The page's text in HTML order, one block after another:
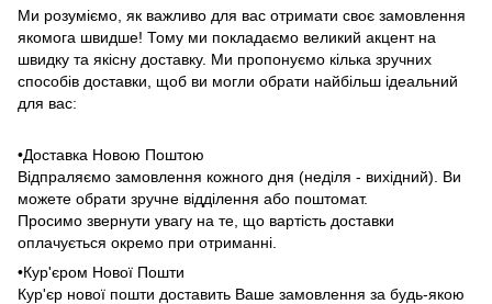
Ми розуміємо, як важливо для вас отримати своє замовлення
якомога швидше! Тому ми покладаємо великий акцент на
швидку та якісну доставку. Ми пропонуємо кілька зручних
способів доставки, щоб ви могли обрати найбільш ідеальний
для вас:
•Доставка Новою Поштою
Відпраляємо замовлення кожного дня (неділя - вихідний). Ви
можете обрати зручне відділення або поштомат.
Просимо звернути увагу на те, що вартість доставки
оплачується окремо при отриманні.
•Кур'єром Нової Пошти
Кур'єр нової пошти доставить Ваше замовлення за будь-якою